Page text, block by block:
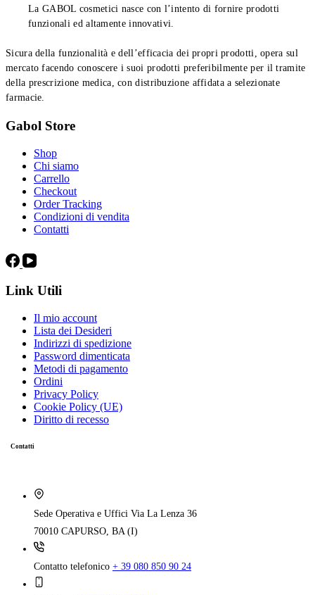
La GABOL cosmetici nasce con l’intento di fornire prodotti
funzionali ed altamente innovativi.
Sicura della funzionalità e dell’efficacia dei propri prodotti, opera sul
mercato facendo conoscere i suoi prodotti preferibilmente per il tramite
della prescrizione medica, con distribuzione affidata a selezionate
farmacie.
Gabol Store
Shop
Chi siamo
Carrello
Checkout
Order Tracking
Condizioni di vendita
Contatti
Link Utili
Il mio account
Lista dei Desideri
Indirizzi di spedizione
Password dimenticata
Metodi di pagamento
Ordini
Privacy Policy
Cookie Policy (UE)
Diritto di recesso
Contatti
Sede Operativa e Uffici Via La Lenza 36
70010 CAPURSO, BA (I)
Contatto telefonico + 39 080 850 90 24